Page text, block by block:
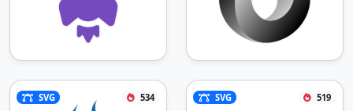
SVG 534 SVG 519